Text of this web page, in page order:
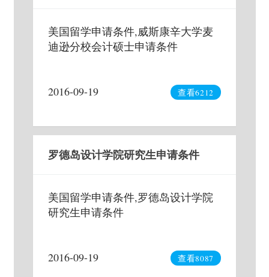
美国留学申请条件,威斯康辛大学麦
迪逊分校会计硕士申请条件
2016-09-19 查看6212
罗德岛设计学院研究生申请条件
美国留学申请条件,罗德岛设计学院
研究生申请条件
2016-09-19 查看8087